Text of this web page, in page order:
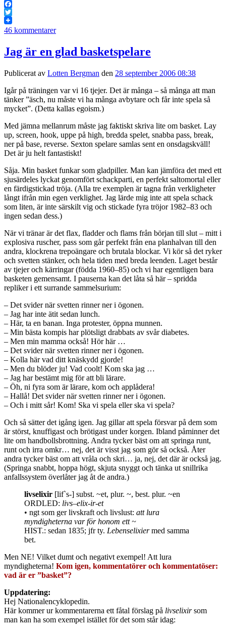
Facebook
Twitter
46 kommentarer
Jag är en glad basketspelare
Publicerat av Lotten Bergman den 28 september 2006 08:38
Igår på träningen var vi 16 tjejer. Det är många – så många att man
tänker ”äsch, nu måste vi ha många avbytare och får inte spela så
mycket”. (Detta kallas egoism.)
Med jämna mellanrum måste jag faktiskt skriva lite om basket. Lay
up, screen, hook, uppe på high, bredda spelet, snabba pass, break,
ner på base, reverse. Sexton spelare samlas sent en onsdagskväll!
Det är ju helt fantastiskt!
Såja. Min basket funkar som gladpiller. Man kan jämföra det med ett
sjusärdeles lyckat genomfört schackparti, en perfekt saltomortal eller
en färdigstickad tröja. (Alla tre exemplen är tagna från verkligheter
långt ifrån min egen verklighet. Jag lärde mig inte att spela schack
som liten, är inte särskilt vig och stickade fyra tröjor 1982–83 och
ingen sedan dess.)
När vi tränar är det flax, fladder och flams från början till slut – mitt i
explosiva ruscher, pass som går perfekt från ena planhalvan till den
andra, klockrena trepoängare och brutala blockar. Vi kör så det ryker
och svetten stänker, och hela tiden med breda leenden. Laget består
av tjejer och kärringar (födda 1960–85) och vi har egentligen bara
basketen gemensamt. I pauserna kan det låta så här – spridda
repliker i ett surrande sammelsurium:
– Det svider när svetten rinner ner i ögonen.
– Jag har inte ätit sedan lunch.
– Här, ta en banan. Inga protester, öppna munnen.
– Min bästa kompis har plötsligt drabbats av svår diabetes.
– Men min mamma också! Hör här …
– Det svider när svetten rinner ner i ögonen.
– Kolla här vad ditt knäskydd gjorde!
– Men du blöder ju! Vad coolt! Kom ska jag …
– Jag har bestämt mig för att bli lärare.
– Öh, ni fyra som är lärare, kom och applådera!
– Hallå! Det svider när svetten rinner ner i ögonen.
– Och i mitt sår! Kom! Ska vi spela eller ska vi spela?
Och så sätter det igång igen. Jag gillar att spela försvar på dem som
är störst, knuffigast och brötigast under korgen. Ibland påminner det
lite om handbollsbrottning. Andra tycker bäst om att springa runt,
runt och irra omkr… nej, det är visst jag som gör så också. Åter
andra tycker bäst om att vråla och skri… ja, nej, det där är också jag.
(Springa snabbt, hoppa högt, skjuta snyggt och tänka ut snillrika
anfallssystem överlåter jag åt de andra.)
livselixir [lif`s-] subst. ~et, plur. ~, best. plur. ~en
ORDLED: livs–elix-ir-et
• ngt som ger livskraft och livslust: att lura
myndigheterna var för honom ett ~
HIST.: sedan 1835; jfr ty. Lebenselixiermed samma
bet.
Men NE! Vilket dumt och negativt exempel! Att lura
myndigheterna! Kom igen, kommentatörer och kommentatöser:
vad är er ”basket”?
Uppdatering:
Hej Nationalencyklopedin.
Här kommer ur kommentarerna ett fåtal förslag på livselixirsom
man kan ha som exempel istället för det som står idag: